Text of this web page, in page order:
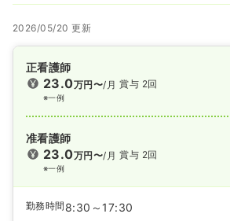
2026/05/20 更新
正看護師
23.0万円〜/月
※一例
賞与 2回
准看護師
23.0万円〜/月
※一例
賞与 2回
勤務時間 8:30～17:30